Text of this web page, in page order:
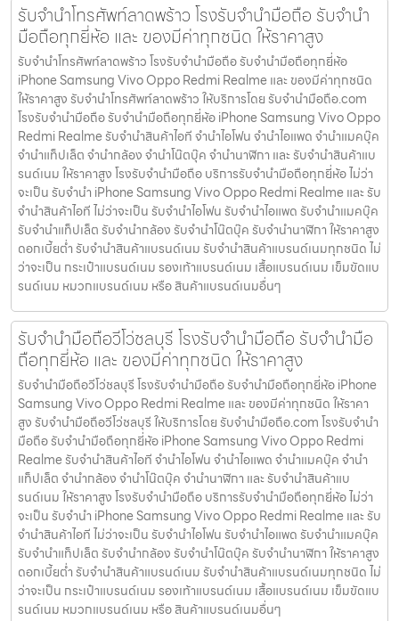
รับจำนำโทรศัพท์ลาดพร้าว โรงรับจำนำมือถือ รับจำนำ
มือถือทุกยี่ห้อ และ ของมีค่าทุกชนิด ให้ราคาสูง
รับจำนำโทรศัพท์ลาดพร้าว โรงรับจำนำมือถือ รับจำนำมือถือทุกยี่ห้อ
iPhone Samsung Vivo Oppo Redmi Realme และ ของมีค่าทุกชนิด
ให้ราคาสูง รับจำนำโทรศัพท์ลาดพร้าว ให้บริการโดย รับจํานํามือถือ.com
โรงรับจำนำมือถือ รับจำนำมือถือทุกยี่ห้อ iPhone Samsung Vivo Oppo
Redmi Realme รับจำนำสินค้าไอที จำนำไอโฟน จำนำไอแพด จำนำแมคบุ๊ค
จำนำแท็ปเล็ต จำนำกล้อง จำนำโน๊ตบุ๊ค จำนำนาฬิกา และ รับจำนำสินค้าแบ
รนด์เนม ให้ราคาสูง โรงรับจำนำมือถือ บริการรับจำนำมือถือทุกยี่ห้อ ไม่ว่า
จะเป็น รับจำนำ iPhone Samsung Vivo Oppo Redmi Realme และ รับ
จำนำสินค้าไอที ไม่ว่าจะเป็น รับจำนำไอโฟน รับจำนำไอแพด รับจำนำแมคบุ๊ค
รับจำนำแท็ปเล็ต รับจำนำกล้อง รับจำนำโน๊ตบุ๊ค รับจำนำนาฬิกา ให้ราคาสูง
ดอกเบี้ยต่ำ รับจำนำสินค้าแบรนด์เนม รับจำนำสินค้าแบรนด์เนมทุกชนิด ไม่
ว่าจะเป็น กระเป๋าแบรนด์เนม รองเท้าแบรนด์เนม เสื้อแบรนด์เนม เข็มขัดแบ
รนด์เนม หมวกแบรนด์เนม หรือ สินค้าแบรนด์เนมอื่นๆ
รับจำนำมือถือวีโว่ชลบุรี โรงรับจำนำมือถือ รับจำนำมือ
ถือทุกยี่ห้อ และ ของมีค่าทุกชนิด ให้ราคาสูง
รับจำนำมือถือวีโว่ชลบุรี โรงรับจำนำมือถือ รับจำนำมือถือทุกยี่ห้อ iPhone
Samsung Vivo Oppo Redmi Realme และ ของมีค่าทุกชนิด ให้ราคา
สูง รับจำนำมือถือวีโว่ชลบุรี ให้บริการโดย รับจํานํามือถือ.com โรงรับจำนำ
มือถือ รับจำนำมือถือทุกยี่ห้อ iPhone Samsung Vivo Oppo Redmi
Realme รับจำนำสินค้าไอที จำนำไอโฟน จำนำไอแพด จำนำแมคบุ๊ค จำนำ
แท็ปเล็ต จำนำกล้อง จำนำโน๊ตบุ๊ค จำนำนาฬิกา และ รับจำนำสินค้าแบ
รนด์เนม ให้ราคาสูง โรงรับจำนำมือถือ บริการรับจำนำมือถือทุกยี่ห้อ ไม่ว่า
จะเป็น รับจำนำ iPhone Samsung Vivo Oppo Redmi Realme และ รับ
จำนำสินค้าไอที ไม่ว่าจะเป็น รับจำนำไอโฟน รับจำนำไอแพด รับจำนำแมคบุ๊ค
รับจำนำแท็ปเล็ต รับจำนำกล้อง รับจำนำโน๊ตบุ๊ค รับจำนำนาฬิกา ให้ราคาสูง
ดอกเบี้ยต่ำ รับจำนำสินค้าแบรนด์เนม รับจำนำสินค้าแบรนด์เนมทุกชนิด ไม่
ว่าจะเป็น กระเป๋าแบรนด์เนม รองเท้าแบรนด์เนม เสื้อแบรนด์เนม เข็มขัดแบ
รนด์เนม หมวกแบรนด์เนม หรือ สินค้าแบรนด์เนมอื่นๆ